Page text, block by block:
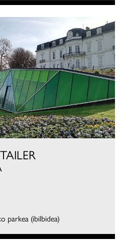
parkea (ibilbidea)